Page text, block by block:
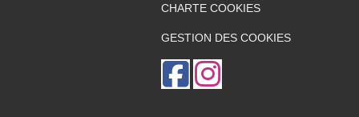
CHARTE COOKIES
GESTION DES COOKIES